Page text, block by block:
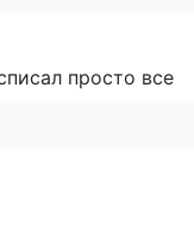
просто все